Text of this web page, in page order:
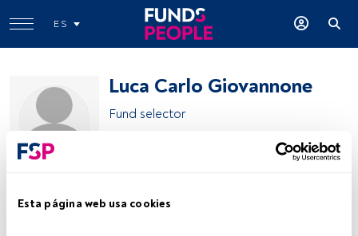
Esta página web usa cookies
ES
Luca Carlo Giovannone
Fund selector
Compartir: